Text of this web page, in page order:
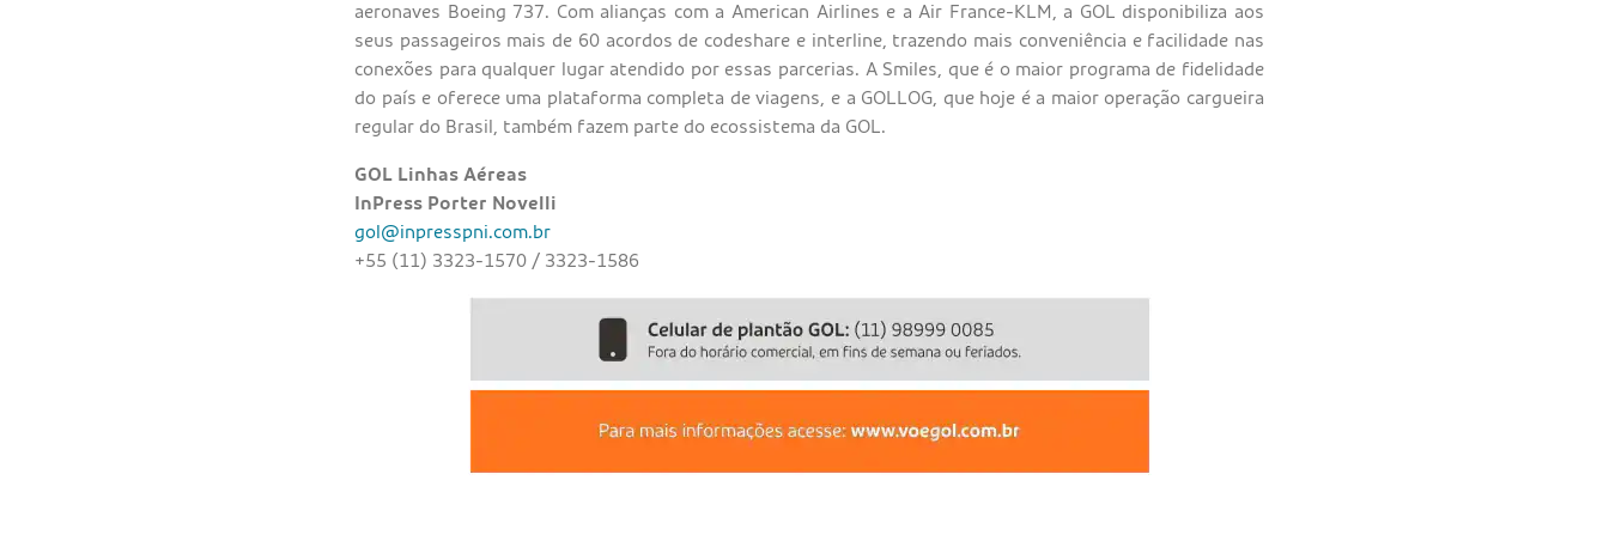
aeronaves Boeing 737. Com alianças com a American Airlines e a Air France-KLM, a GOL disponibiliza aos
seus passageiros mais de 60 acordos de codeshare e interline, trazendo mais conveniência e facilidade nas
conexões para qualquer lugar atendido por essas parcerias. A Smiles, que é o maior programa de fidelidade
do país e oferece uma plataforma completa de viagens, e a GOLLOG, que hoje é a maior operação cargueira
regular do Brasil, também fazem parte do ecossistema da GOL.
GOL Linhas Aéreas
InPress Porter Novelli
gol@inpresspni.com.br
+55 (11) 3323-1570 / 3323-1586